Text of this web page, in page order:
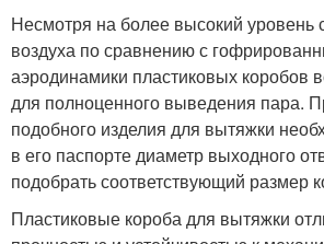
Несмотря на более высокий уровень
воздуха по сравнению с
аэродинамики пластиковых коробов
для полноценного выведения пара.
подобного изделия для вытяжки
в его паспорте диаметр выходного
подобрать соответствующий размер
Пластиковые короба для вытяжки